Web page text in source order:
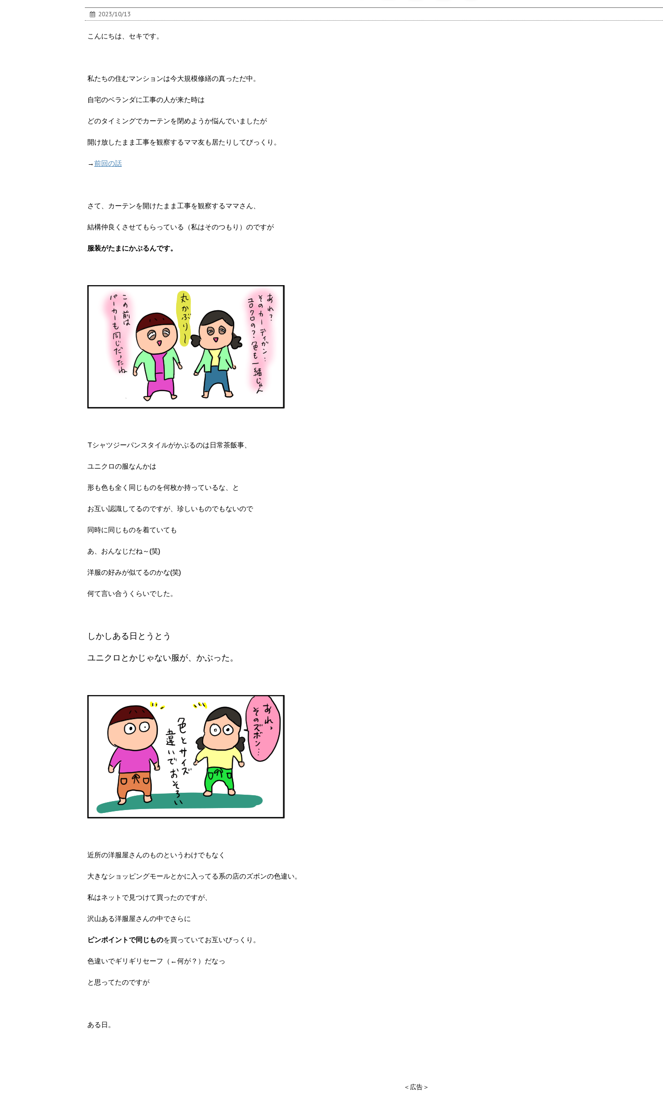
2023/10/13
こんにちは、セキです。
私たちの住むマンションは今大規模修繕の真っただ中。
自宅のベランダに工事の人が来た時は
どのタイミングでカーテンを閉めようか悩んでいましたが
開け放したまま工事を観察するママ友も居たりしてびっくり。
→前回の話
さて、カーテンを開けたまま工事を観察するママさん、
結構仲良くさせてもらっている（私はそのつもり）のですが
服装がたまにかぶるんです。
Tシャツジーパンスタイルがかぶるのは日常茶飯事、
ユニクロの服なんかは
形も色も全く同じものを何枚か持っているな、と
お互い認識してるのですが、珍しいものでもないので
同時に同じものを着ていても
あ、おんなじだね～(笑)
洋服の好みが似てるのかな(笑)
何て言い合うくらいでした。
しかしある日とうとう
ユニクロとかじゃない服が、かぶった。
近所の洋服屋さんのものというわけでもなく
大きなショッピングモールとかに入ってる系の店のズボンの色違い。
私はネットで見つけて買ったのですが、
沢山ある洋服屋さんの中でさらに
ピンポイントで同じものを買っていてお互いびっくり。
色違いでギリギリセーフ（←何が？）だなっ
と思ってたのですが
ある日。
＜広告＞